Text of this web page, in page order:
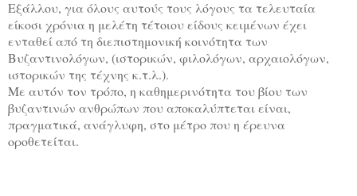
Εξάλλου, για όλους αυτούς τους λόγους τα τελευταία
είκοσι χρόνια η μελέτη τέτοιου είδους κειμένων έχει
ενταθεί από τη διεπιστημονική κοινότητα των
Βυζαντινολόγων, (ιστορικών, φιλολόγων, αρχαιολόγων,
ιστορικών της τέχνης κ.τ.λ.).
Με αυτόν τον τρόπο, η καθημερινότητα του βίου των
βυζαντινών ανθρώπων που αποκαλύπτεται είναι,
πραγματικά, ανάγλυφη, στο μέτρο που η έρευνα
οροθετείται.